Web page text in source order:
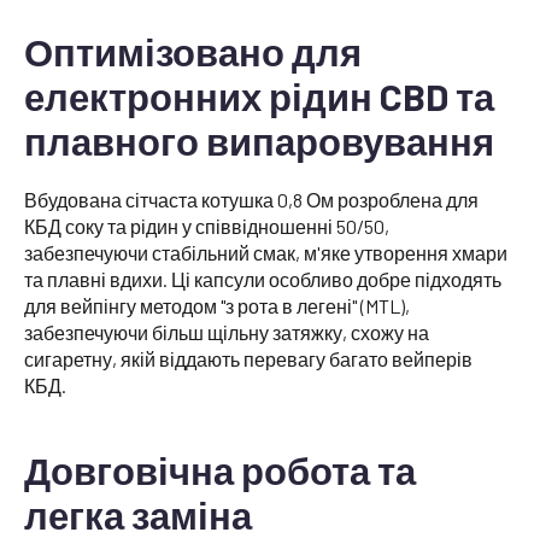
Оптимізовано для
електронних рідин CBD та
плавного випаровування
Вбудована сітчаста котушка 0,8 Ом розроблена для
КБД соку та рідин у співвідношенні 50/50,
забезпечуючи стабільний смак, м'яке утворення хмари
та плавні вдихи. Ці капсули особливо добре підходять
для вейпінгу методом "з рота в легені" (MTL),
забезпечуючи більш щільну затяжку, схожу на
сигаретну, якій віддають перевагу багато вейперів
КБД.
Довговічна робота та
легка заміна